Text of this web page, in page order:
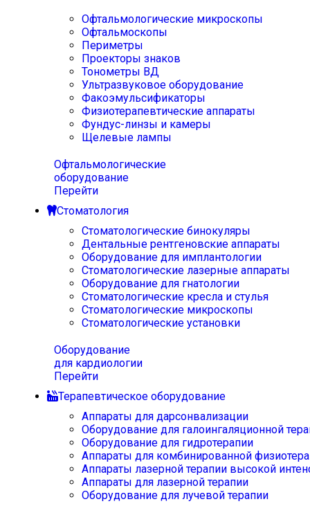
Офтальмологические микроскопы
Офтальмоскопы
Периметры
Проекторы знаков
Тонометры ВД
Ультразвуковое оборудование
Факоэмульсификаторы
Физиотерапевтические аппараты
Фундус-линзы и камеры
Щелевые лампы
Офтальмологические
оборудование
Перейти
Стоматология
Стоматологические бинокуляры
Дентальные рентгеновские аппараты
Оборудование для имплантологии
Стоматологические лазерные аппараты
Оборудование для гнатологии
Стоматологические кресла и стулья
Стоматологические микроскопы
Стоматологические установки
Оборудование
для кардиологии
Перейти
Терапевтическое оборудование
Аппараты для дарсонвализации
Оборудование для галоингаляционной
Оборудование для гидротерапии
Аппараты для комбинированной
Аппараты лазерной терапии высокой
Аппараты для лазерной терапии
Оборудование для лучевой терапии